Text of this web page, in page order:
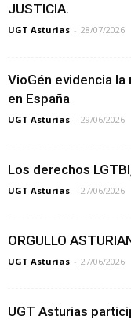
JUSTICIA.
UGT Asturias - 28/07/2026
VioGén evidencia
en España
UGT Asturias - 29/06/2026
Los derechos
UGT Asturias - 27/06/2026
ORGULLO
UGT Asturias - 27/06/2026
UGT Asturias